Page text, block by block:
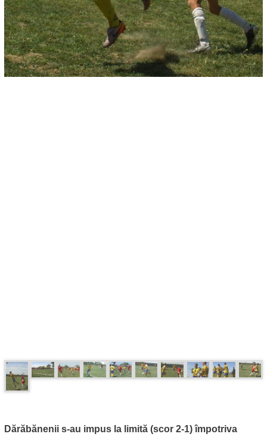
Dărăbănenii s-au impus la limită (scor 2-1) împotriva